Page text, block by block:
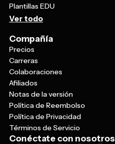
Plantillas EDU
Ver todo
Compañía
Precios
Carreras
Colaboraciones
Afiliados
Notas de la versión
Política de Reembolso
Política de Privacidad
Términos de Servicio
Conéctate con nosotros